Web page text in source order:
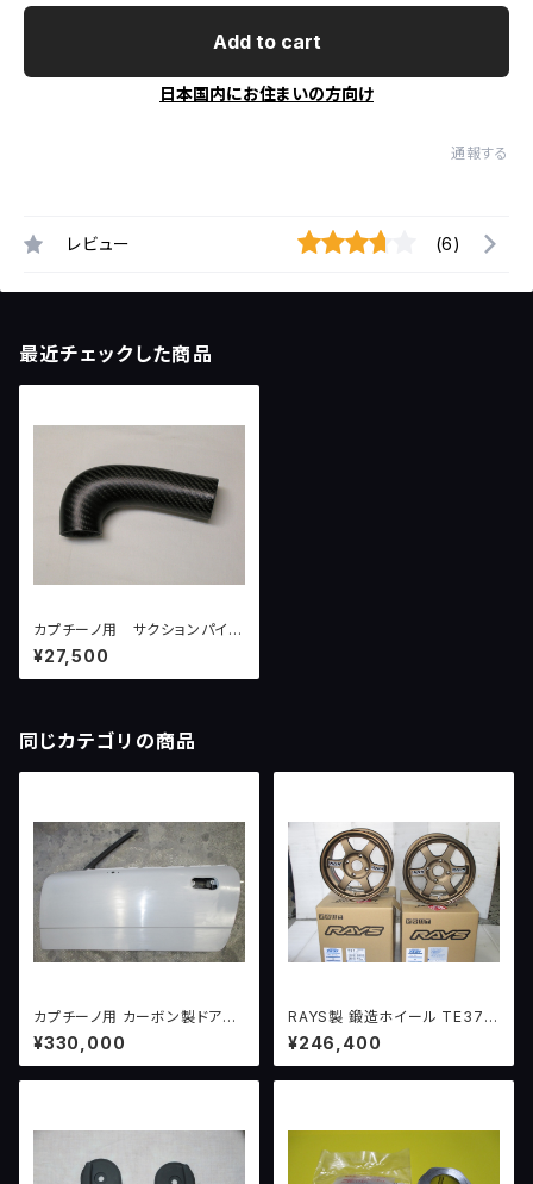
Add to cart
日本国内にお住まいの方向け
通報する
レビュー (6)
最近チェックした商品
カプチーノ用 サクションパイプ
（シリコーンホース二種付き）
¥27,500
同じカテゴリの商品
カプチーノ用 カーボン製ドアパ
ネル（両側）
¥330,000
RAYS製 鍛造ホイール TE37
ブロンズ 限定生産品 6.0J-14
+38 114.3 4H
¥246,400